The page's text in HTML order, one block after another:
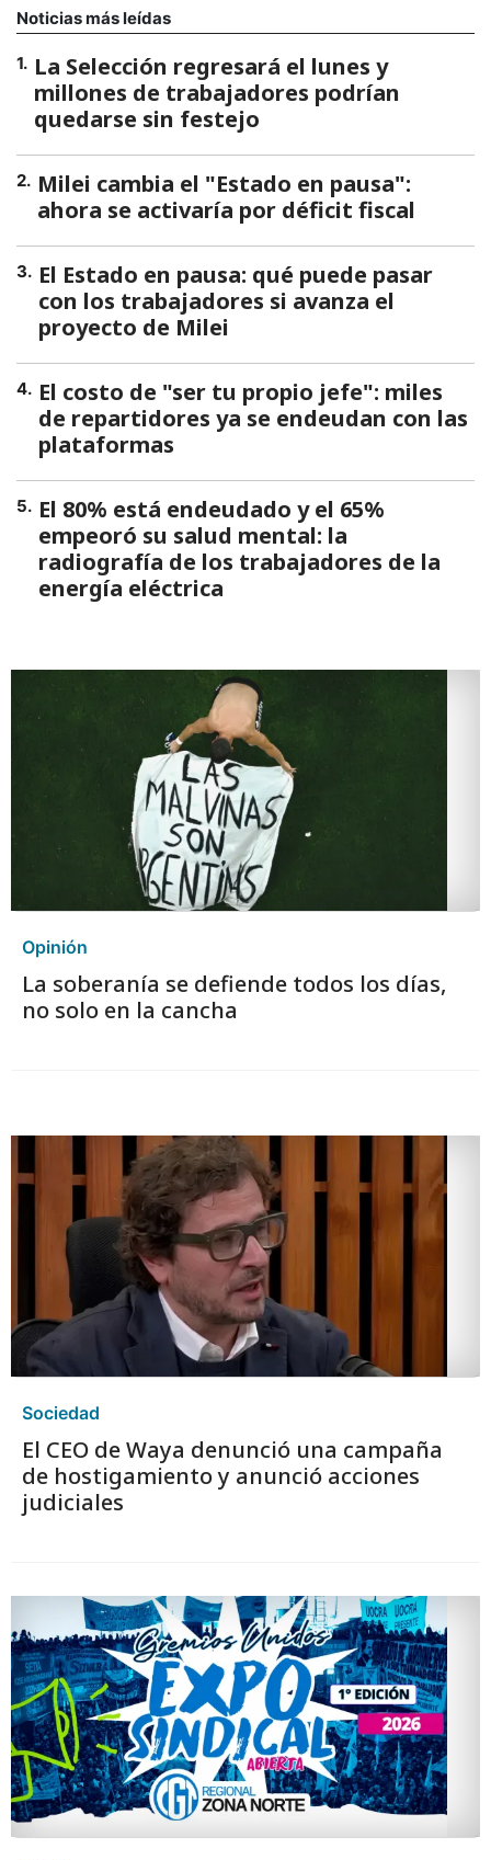
Noticias más leídas
1. La Selección regresará el lunes y
millones de trabajadores podrían
quedarse sin festejo
2. Milei cambia el "Estado en pausa":
ahora se activaría por déficit fiscal
3. El Estado en pausa: qué puede pasar
con los trabajadores si avanza el
proyecto de Milei
4. El costo de "ser tu propio jefe": miles
de repartidores ya se endeudan con las
plataformas
5. El 80% está endeudado y el 65%
empeoró su salud mental: la
radiografía de los trabajadores de la
energía eléctrica
Opinión
La soberanía se defiende todos los días,
no solo en la cancha
Sociedad
El CEO de Waya denunció una campaña
de hostigamiento y anunció acciones
judiciales